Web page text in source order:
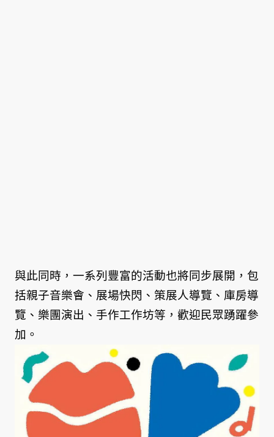
與此同時，一系列豐富的活動也將同步展開，包
括親子音樂會、展場快閃、策展人導覽、庫房導
覽、樂團演出、手作工作坊等，歡迎民眾踴躍參
加。